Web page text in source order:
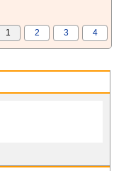
1 2 3 4